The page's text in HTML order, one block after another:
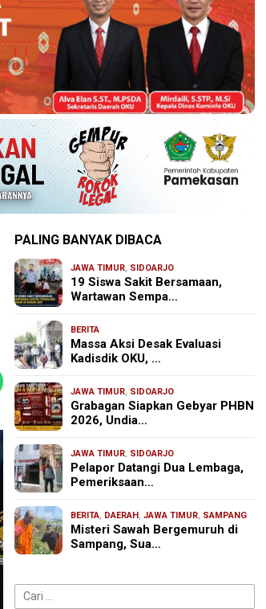
PALING BANYAK DIBACA
JAWA TIMUR, SIDOARJO
19 Siswa Sakit Bersamaan,
Wartawan Sempa…
BERITA
Massa Aksi Desak Evaluasi
Kadisdik OKU, …
JAWA TIMUR, SIDOARJO
Grabagan Siapkan Gebyar PHBN
2026, Undia…
JAWA TIMUR, SIDOARJO
Pelapor Datangi Dua Lembaga,
Pemeriksaan…
BERITA, DAERAH,JAWA TIMUR, SAMPANG
Misteri Sawah Bergemuruh di
Sampang, Sua…
Cari